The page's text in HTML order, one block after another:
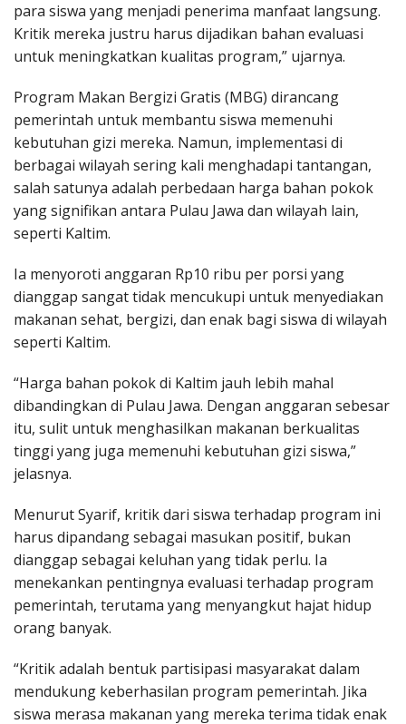
para siswa yang menjadi penerima manfaat langsung.
Kritik mereka justru harus dijadikan bahan evaluasi
untuk meningkatkan kualitas program,” ujarnya.
Program Makan Bergizi Gratis (MBG) dirancang
pemerintah untuk membantu siswa memenuhi
kebutuhan gizi mereka. Namun, implementasi di
berbagai wilayah sering kali menghadapi tantangan,
salah satunya adalah perbedaan harga bahan pokok
yang signifikan antara Pulau Jawa dan wilayah lain,
seperti Kaltim.
Ia menyoroti anggaran Rp10 ribu per porsi yang
dianggap sangat tidak mencukupi untuk menyediakan
makanan sehat, bergizi, dan enak bagi siswa di wilayah
seperti Kaltim.
“Harga bahan pokok di Kaltim jauh lebih mahal
dibandingkan di Pulau Jawa. Dengan anggaran sebesar
itu, sulit untuk menghasilkan makanan berkualitas
tinggi yang juga memenuhi kebutuhan gizi siswa,”
jelasnya.
Menurut Syarif, kritik dari siswa terhadap program ini
harus dipandang sebagai masukan positif, bukan
dianggap sebagai keluhan yang tidak perlu. Ia
menekankan pentingnya evaluasi terhadap program
pemerintah, terutama yang menyangkut hajat hidup
orang banyak.
“Kritik adalah bentuk partisipasi masyarakat dalam
mendukung keberhasilan program pemerintah. Jika
siswa merasa makanan yang mereka terima tidak enak